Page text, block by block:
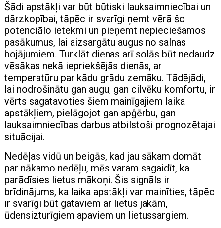
Šādi apstākļi var būt būtiski lauksaimniecībai un
dārzkopībai, tāpēc ir svarīgi ņemt vērā šo
potenciālo ietekmi un pieņemt nepieciešamos
pasākumus, lai aizsargātu augus no salnas
bojājumiem. Turklāt dienas arī solās būt nedaudz
vēsākas nekā iepriekšējās dienās, ar
temperatūru par kādu grādu zemāku. Tādējādi,
lai nodrošinātu gan augu, gan cilvēku komfortu, ir
vērts sagatavoties šiem mainīgajiem laika
apstākļiem, pielāgojot gan apģērbu, gan
lauksaimniecības darbus atbilstoši prognozētajai
situācijai.
Nedēļas vidū un beigās, kad jau sākam domāt
par nākamo nedēļu, mēs varam sagaidīt, ka
parādīsies lietus mākoņi. Šis signāls ir
brīdinājums, ka laika apstākļi var mainīties, tāpēc
ir svarīgi būt gataviem ar lietus jakām,
ūdensizturīgiem apaviem un lietussargiem.